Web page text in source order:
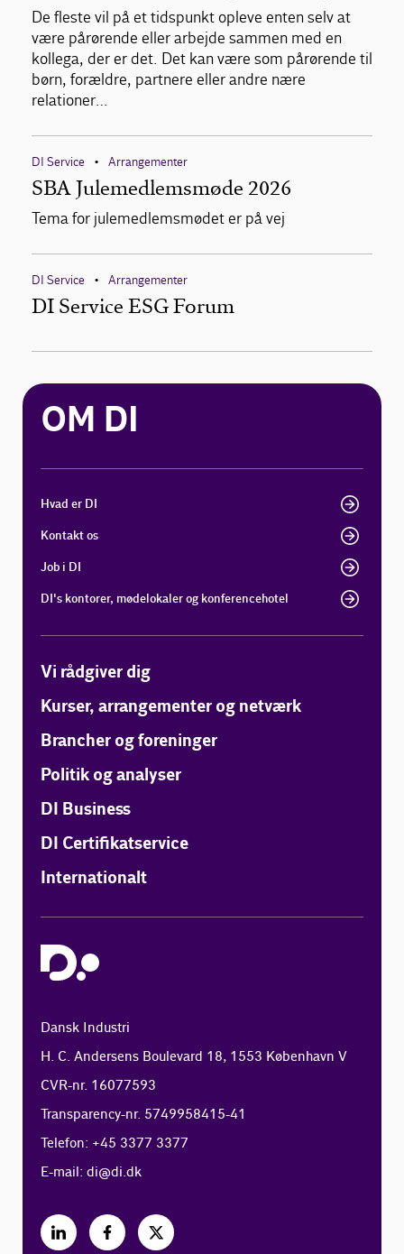
De fleste vil på et tidspunkt opleve enten selv at
være pårørende eller arbejde sammen med en
kollega, der er det. Det kan være som pårørende til
børn, forældre, partnere eller andre nære
relationer…
DI Service • Arrangementer
SBA Julemedlemsmøde 2026
Tema for julemedlemsmødet er på vej
DI Service • Arrangementer
DI Service ESG Forum
OM DI
Hvad er DI
Kontakt os
Job i DI
DI's kontorer, mødelokaler og konferencehotel
Vi rådgiver dig
Kurser, arrangementer og netværk
Brancher og foreninger
Politik og analyser
DI Business
DI Certifikatservice
Internationalt
Dansk Industri
H. C. Andersens Boulevard 18, 1553 København V
CVR-nr. 16077593
Transparency-nr. 5749958415-41
Telefon: +45 3377 3377
E-mail:di@di.dk